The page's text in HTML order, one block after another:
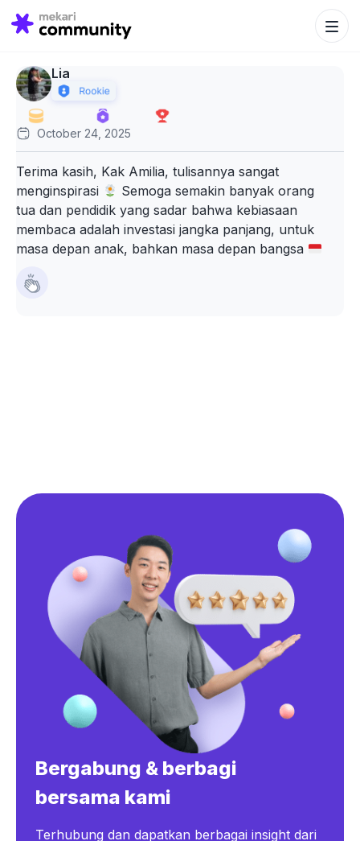
Search
for:
Search
Lia
October 24, 2025
Terima kasih, Kak Amilia, tulisannya sangat
menginspirasi
Semoga semakin banyak orang
tua dan pendidik yang sadar bahwa kebiasaan
membaca adalah investasi jangka panjang, untuk
masa depan anak, bahkan masa depan bangsa
Bergabung & berbagi
bersama kami
Terhubung dan dapatkan berbagai insight dari